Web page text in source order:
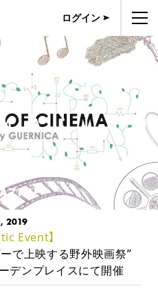
ログイン
2019
Event】
で上映する野外映画祭”
デンプレイスにて開催